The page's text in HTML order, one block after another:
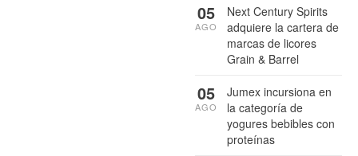
Next Century Spirits
adquiere la cartera de
marcas de licores
Grain & Barrel
05
AGO
Jumex incursiona en
la categoría de
yogures bebibles con
proteínas
05
AGO